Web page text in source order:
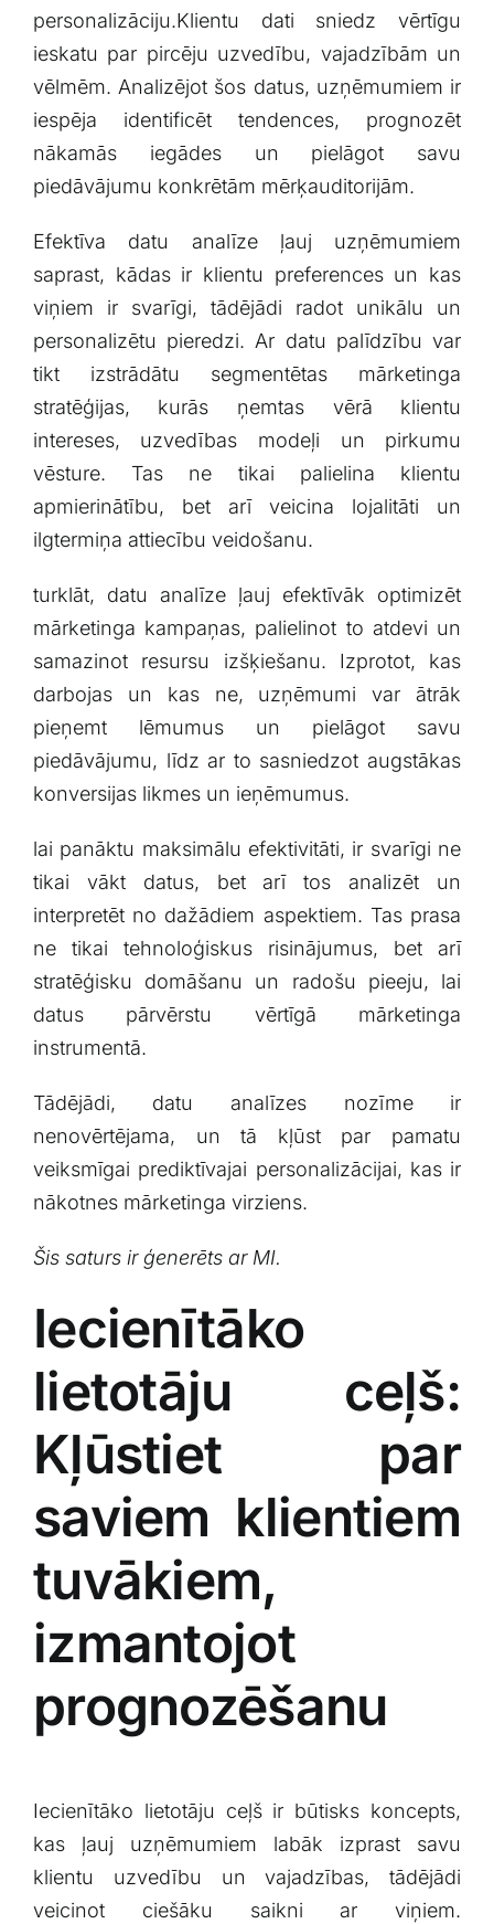
personalizāciju.Klientu dati ​sniedz vērtīgu
ieskatu par pircēju uzvedību,‍ vajadzībām un
vēlmēm. Analizējot šos datus,⁢ uzņēmumiem ir
iespēja identificēt tendences, prognozēt
nākamās iegādes un pielāgot savu
piedāvājumu konkrētām mērķauditorijām.
Efektīva datu analīze ‌ļauj uzņēmumiem
saprast, kādas ​ir⁣ klientu preferences un kas
viņiem ir svarīgi, tādējādi radot unikālu un
personalizētu pieredzi. Ar datu palīdzību⁢ var
tikt izstrādātu⁢ segmentētas mārketinga
stratēģijas, kurās ņemtas⁢ vērā ⁣klientu
intereses, uzvedības modeļi un pirkumu
vēsture. Tas ne tikai palielina klientu
apmierinātību, bet arī veicina lojalitāti un
ilgtermiņa attiecību veidošanu.
turklāt, datu analīze ļauj efektīvāk optimizēt
mārketinga kampaņas, palielinot to atdevi un⁣
samazinot resursu izšķiešanu. Izprotot, kas
darbojas un ⁤kas ne, uzņēmumi var ātrāk
pieņemt ⁣lēmumus un pielāgot savu
piedāvājumu, līdz ar to sasniedzot augstākas
konversijas likmes un ieņēmumus.
lai panāktu‌ maksimālu efektivitāti, ir svarīgi ne
tikai vākt datus, bet arī tos analizēt un
interpretēt no dažādiem ‌aspektiem. Tas ⁤prasa
ne tikai tehnoloģiskus risinājumus, bet ‍arī
stratēģisku domāšanu un⁣ radošu pieeju, lai
datus pārvērstu vērtīgā mārketinga⁤
instrumentā.
Tādējādi, ⁣datu analīzes nozīme‌ ir
nenovērtējama, un tā kļūst par ⁣pamatu‌
veiksmīgai prediktīvajai personalizācijai, kas ir⁤
nākotnes mārketinga virziens.
Šis saturs ir ģenerēts ar MI.
Iecienītāko
lietotāju ⁤ceļš:
Kļūstiet par
saviem klientiem
tuvākiem,
izmantojot
prognozēšanu
Iecienītāko lietotāju ceļš ir būtisks koncepts,
kas ļauj uzņēmumiem labāk izprast savu
klientu uzvedību un vajadzības, ​tādējādi
veicinot ciešāku ‍saikni ar viņiem.